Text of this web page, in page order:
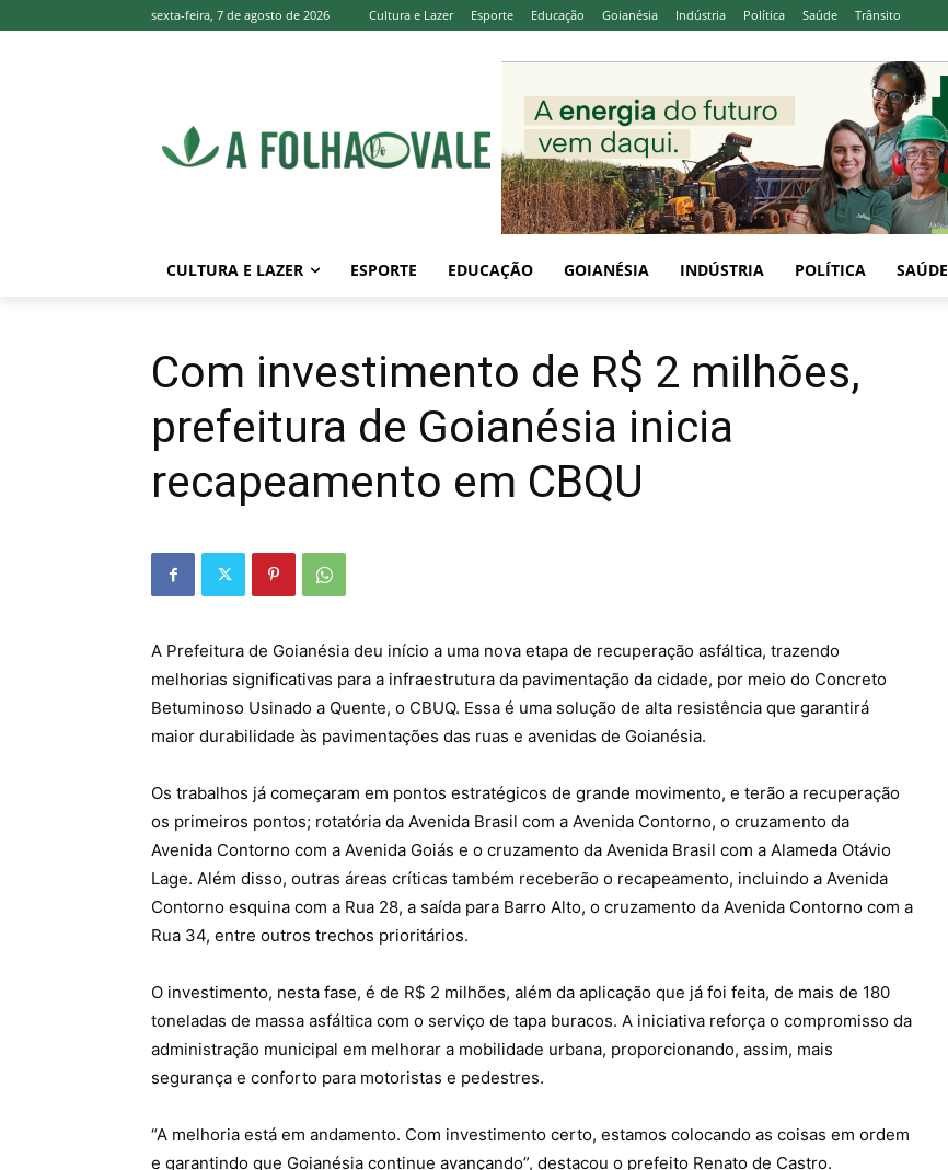
sexta-feira, 7 de agosto de 2026 Cultura e Lazer Esporte Educação Goianésia Indústria Política Saúde Trânsito
CULTURA E LAZER ESPORTE EDUCAÇÃO GOIANÉSIA INDÚSTRIA POLÍTICA SAÚDE
Com investimento de R$ 2 milhões,
prefeitura de Goianésia inicia
recapeamento em CBQU
A Prefeitura de Goianésia deu início a uma nova etapa de recuperação asfáltica, trazendo
melhorias significativas para a infraestrutura da pavimentação da cidade, por meio do Concreto
Betuminoso Usinado a Quente, o CBUQ. Essa é uma solução de alta resistência que garantirá
maior durabilidade às pavimentações das ruas e avenidas de Goianésia.
Os trabalhos já começaram em pontos estratégicos de grande movimento, e terão a recuperação
os primeiros pontos; rotatória da Avenida Brasil com a Avenida Contorno, o cruzamento da
Avenida Contorno com a Avenida Goiás e o cruzamento da Avenida Brasil com a Alameda Otávio
Lage. Além disso, outras áreas críticas também receberão o recapeamento, incluindo a Avenida
Contorno esquina com a Rua 28, a saída para Barro Alto, o cruzamento da Avenida Contorno com a
Rua 34, entre outros trechos prioritários.
O investimento, nesta fase, é de R$ 2 milhões, além da aplicação que já foi feita, de mais de 180
toneladas de massa asfáltica com o serviço de tapa buracos. A iniciativa reforça o compromisso da
administração municipal em melhorar a mobilidade urbana, proporcionando, assim, mais
segurança e conforto para motoristas e pedestres.
“A melhoria está em andamento. Com investimento certo, estamos colocando as coisas em ordem
e garantindo que Goianésia continue avançando”, destacou o prefeito Renato de Castro.